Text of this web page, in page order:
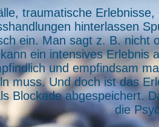
traumatische
hinterlassen
ein. Man sagt z. B. nicht
ein intensives Erlebnis
und empfindsam
muss. Und doch ist das
Blockade abgespeichert.
die